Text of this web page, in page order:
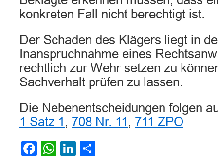
konkreten Fall nicht berechtigt ist.
Der Schaden des Klägers liegt in
Inanspruchnahme eines
rechtlich zur Wehr setzen zu
Sachverhalt prüfen zu lassen.
Die Nebenentscheidungen folgen
1 Satz 1 , 708 Nr. 11 , 711 ZPO
Facebook
WhatsApp
LinkedIn